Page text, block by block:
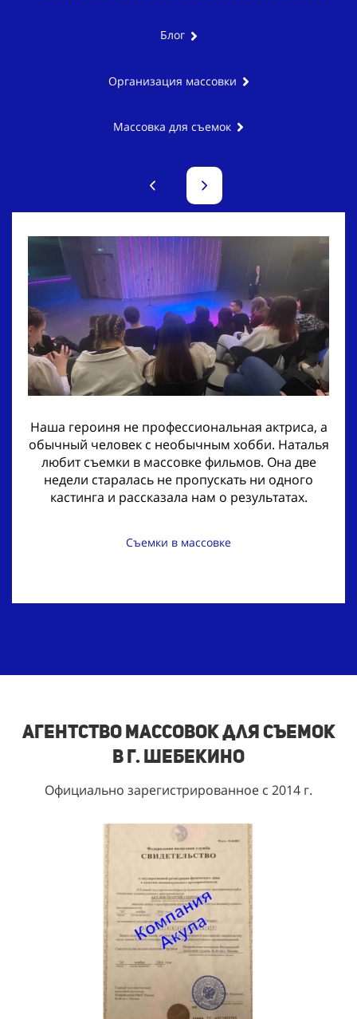
Блог
Организация массовки
Массовка для съемок
Наша героиня не профессиональная актриса, а
обычный человек с необычным хобби. Наталья
любит съемки в массовке фильмов. Она две
недели старалась не пропускать ни одного
кастинга и рассказала нам о результатах.
Съемки в массовке
Агентство массовок для съемок
в г. Шебекино
Официально зарегистрированное с 2014 г.